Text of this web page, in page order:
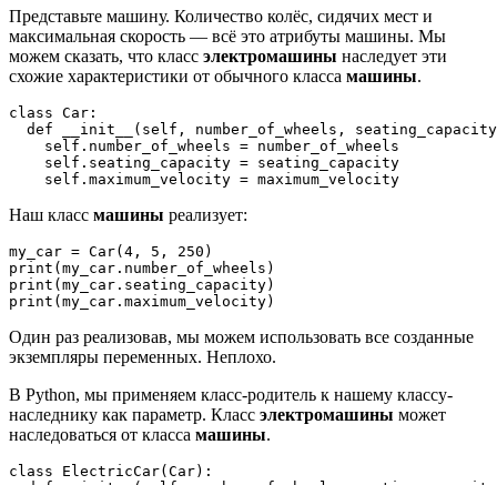
Представьте машину. Количество колёс, сидячих мест и
максимальная скорость — всё это атрибуты машины. Мы
можем сказать, что класс электромашины наследует эти
схожие характеристики от обычного класса машины.
class Car:
def __init__(self, number_of_wheels,
    self.number_of_wheels = number_of_wheels
    self.seating_capacity = seating_capacity
Наш класс машины реализует:
my_car = Car(4, 5, 250)
print(my_car.number_of_wheels)
print(my_car.seating_capacity)
Один раз реализовав, мы можем использовать все созданные
экземпляры переменных. Неплохо.
В Python, мы применяем класс-родитель к нашему классу-
наследнику как параметр. Класс электромашины может
наследоваться от класса машины.
class ElectricCar(Car):